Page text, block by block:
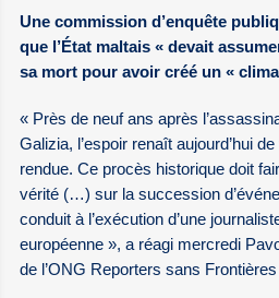
Une commission d’enquête
que l’État maltais « devait
sa mort pour avoir créé un «
« Près de neuf ans après
Galizia, l’espoir renaît aujourd’hui
rendue. Ce procès historique doit
vérité (…) sur la succession
conduit à l’exécution d’une
européenne », a réagi mercredi
de l’ONG Reporters sans